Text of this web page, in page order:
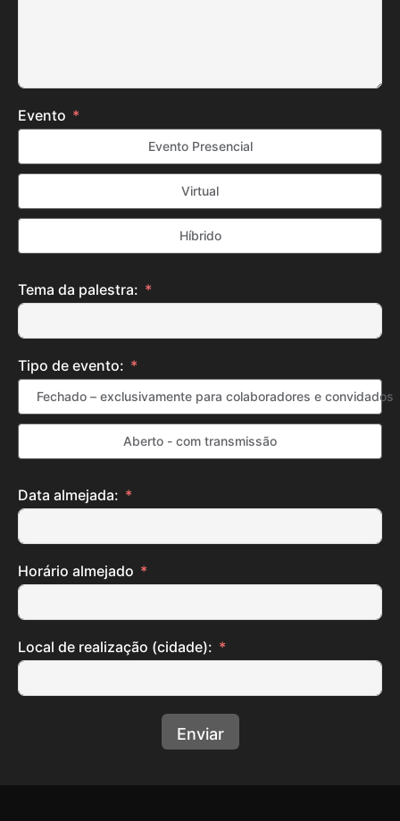
Evento
Evento Presencial
Virtual
Híbrido
Tema da palestra:
Tipo de evento:
Fechado – exclusivamente para colaboradores e convidados
Aberto - com transmissão
Data almejada:
Horário almejado
Local de realização (cidade):
Enviar